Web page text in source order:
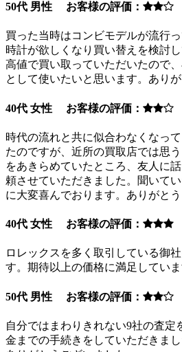
50代 男性 お客様の評価：
買った当時はコンビモデルが流行
時計が欲しくなり買い替えを検討
高値で買い取っていただいたので
として使いたいと思います。あり
40代 女性 お客様の評価：
時代の流れと共に似合わなくなっ
たのですが、近所の買取店では思
をあきらめていたところ、友人に
頼させていただきました。聞いて
に大変喜んでおります。ありがとう
40代 女性 お客様の評価：
ロレックスを多く取引している御
す。期待以上の価格に満足してい
50代 男性 お客様の評価：
自分ではまわりきれない9社の査定
金までの手続きをしていただきま